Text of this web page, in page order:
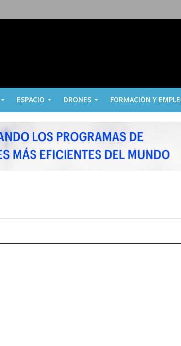
ESPACIO DRONES FORMACIÓN Y